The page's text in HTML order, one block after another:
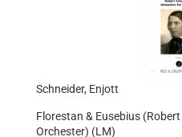
Schneider, Enjott
Florestan & Eusebius
Orchester) (LM)